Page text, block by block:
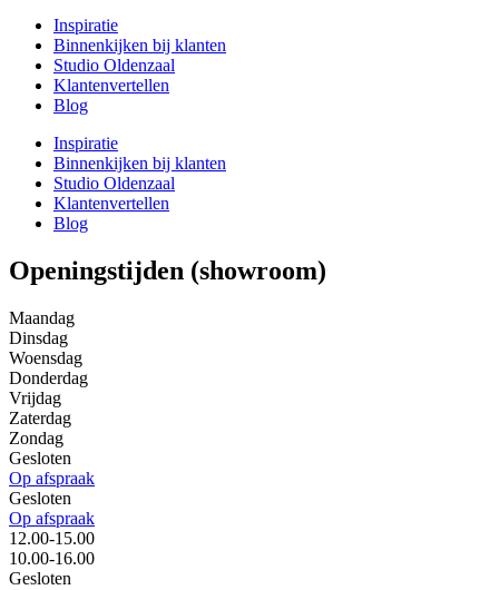
Inspiratie
Binnenkijken bij klanten
Studio Oldenzaal
Klantenvertellen
Blog
Inspiratie
Binnenkijken bij klanten
Studio Oldenzaal
Klantenvertellen
Blog
Openingstijden (showroom)
Maandag
Dinsdag
Woensdag
Donderdag
Vrijdag
Zaterdag
Zondag
Gesloten
Op afspraak
Gesloten
Op afspraak
12.00-15.00
10.00-16.00
Gesloten